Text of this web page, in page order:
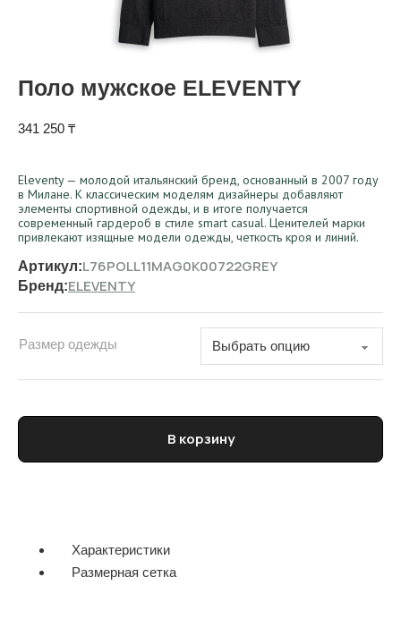
Поло мужское ELEVENTY
341 250 ₸
Eleventy — молодой итальянский бренд, основанный в 2007 году
в Милане. К классическим моделям дизайнеры добавляют
элементы спортивной одежды, и в итоге получается
современный гардероб в стиле smart casual. Ценителей марки
привлекают изящные модели одежды, четкость кроя и линий.
Артикул:L76POLL11MAG0K00722GREY
Бренд:ELEVENTY
Размер одежды
Количество товара Поло мужское ELEVENTY
В корзину
Характеристики
Размерная сетка